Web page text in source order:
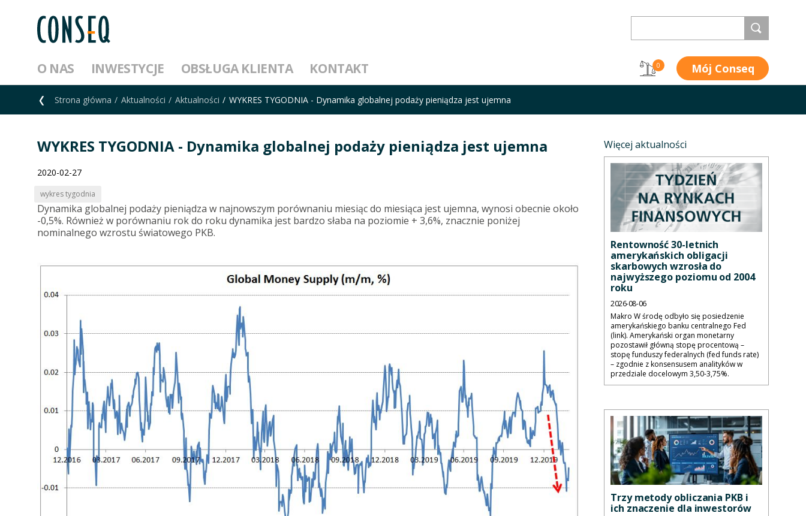
O NAS INWESTYCJE OBSŁUGA KLIENTA KONTAKT 0 Mój Conseq
Strona główna Aktualności Aktualności WYKRES TYGODNIA - Dynamika globalnej podaży pieniądza jest ujemna
WYKRES TYGODNIA - Dynamika globalnej podaży pieniądza jest ujemna
2020-02-27
wykres tygodnia
Dynamika globalnej podaży pieniądza w najnowszym porównaniu miesiąc do miesiąca jest ujemna, wynosi obecnie około
-0,5%. Również w porównaniu rok do roku dynamika jest bardzo słaba na poziomie + 3,6%, znacznie poniżej
nominalnego wzrostu światowego PKB.
Więcej aktualności
Rentowność 30-letnich
amerykańskich obligacji
skarbowych wzrosła do
najwyższego poziomu od 2004
roku
2026-08-06
Makro W środę odbyło się posiedzenie
amerykańskiego banku centralnego Fed
(link). Amerykański organ monetarny
pozostawił główną stopę procentową –
stopę funduszy federalnych (fed funds rate)
– zgodnie z konsensusem analityków w
przedziale docelowym 3,50-3,75%.
Trzy metody obliczania PKB i
ich znaczenie dla inwestorów